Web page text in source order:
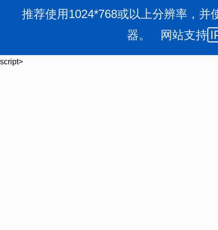
推荐使用1024*768或以上分辨率，并
器。 网站支持
script>